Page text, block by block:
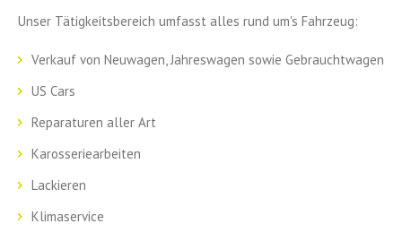
Unser Tätigkeitsbereich umfasst alles rund um's Fahrzeug:
Verkauf von Neuwagen, Jahreswagen sowie Gebrauchtwagen
US Cars
Reparaturen aller Art
Karosseriearbeiten
Lackieren
Klimaservice